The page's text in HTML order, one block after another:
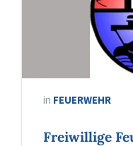
in FEUERWEHR
Freiwillige